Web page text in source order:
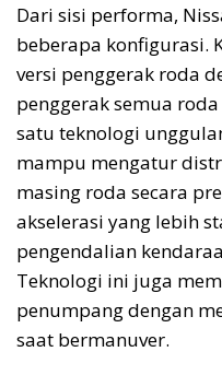
Dari sisi performa,
beberapa konfigurasi.
versi penggerak roda
penggerak semua
satu teknologi
mampu mengatur
masing roda secara
akselerasi yang lebih
pengendalian
Teknologi ini juga
penumpang dengan
saat bermanuver.